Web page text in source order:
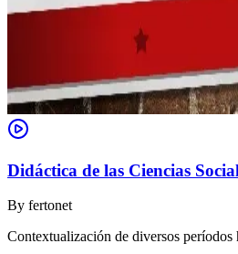
Didáctica de las Ciencias
By fertonet
Contextualización de diversos